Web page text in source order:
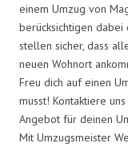
einem Umzug von
berücksichtigen
stellen sicher, dass
neuen Wohnort
Freu dich auf einen
musst! Kontaktiere
Angebot für deinen
Mit Umzugsmeister